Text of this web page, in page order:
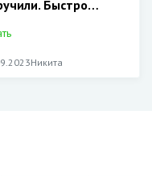
Быстро…
Никита